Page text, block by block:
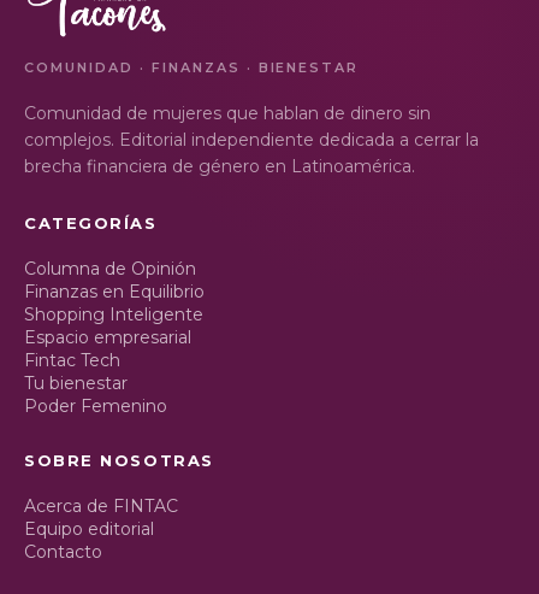
COMUNIDAD · FINANZAS · BIENESTAR
Comunidad de mujeres que hablan de dinero sin
complejos. Editorial independiente dedicada a cerrar la
brecha financiera de género en Latinoamérica.
CATEGORÍAS
Columna de Opinión
Finanzas en Equilibrio
Shopping Inteligente
Espacio empresarial
Fintac Tech
Tu bienestar
Poder Femenino
SOBRE NOSOTRAS
Acerca de FINTAC
Equipo editorial
Contacto